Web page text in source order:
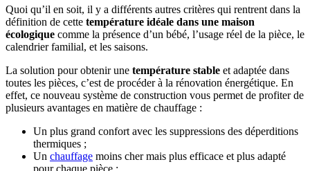
Quoi qu’il en soit, il y a différents autres critères qui rentrent dans la
définition de cette température idéale dans une maison
écologique comme la présence d’un bébé, l’usage réel de la pièce, le
calendrier familial, et les saisons.
La solution pour obtenir une température stable et adaptée dans
toutes les pièces, c’est de procéder à la rénovation énergétique. En
effet, ce nouveau système de construction vous permet de profiter de
plusieurs avantages en matière de chauffage :
Un plus grand confort avec les suppressions des déperditions
thermiques ;
Un chauffage moins cher mais plus efficace et plus adapté
pour chaque pièce ;